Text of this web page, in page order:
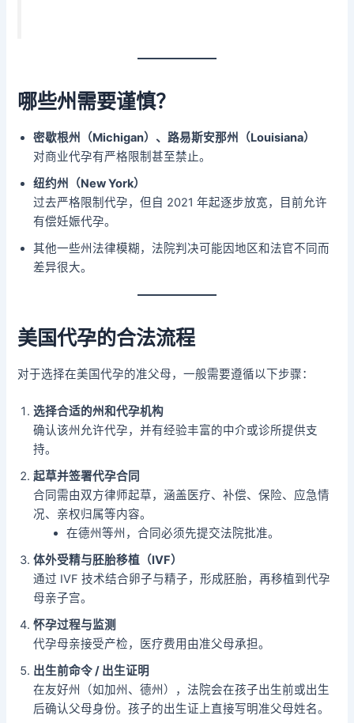
哪些州需要谨慎？
密歇根州（Michigan）、路易斯安那州（Louisiana）
对商业代孕有严格限制甚至禁止。
纽约州（New York）
过去严格限制代孕，但自 2021 年起逐步放宽，目前允许
有偿妊娠代孕。
其他一些州法律模糊，法院判决可能因地区和法官不同而
差异很大。
美国代孕的合法流程
对于选择在美国代孕的准父母，一般需要遵循以下步骤：
选择合适的州和代孕机构
确认该州允许代孕，并有经验丰富的中介或诊所提供支
持。
起草并签署代孕合同
合同需由双方律师起草，涵盖医疗、补偿、保险、应急情
况、亲权归属等内容。
在德州等州，合同必须先提交法院批准。
体外受精与胚胎移植（IVF）
通过 IVF 技术结合卵子与精子，形成胚胎，再移植到代孕
母亲子宫。
怀孕过程与监测
代孕母亲接受产检，医疗费用由准父母承担。
出生前命令 / 出生证明
在友好州（如加州、德州），法院会在孩子出生前或出生
后确认父母身份。孩子的出生证上直接写明准父母姓名。